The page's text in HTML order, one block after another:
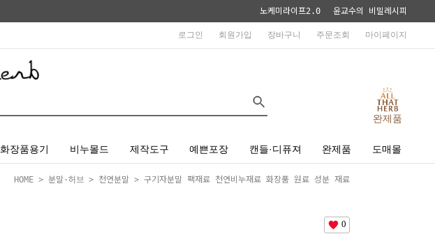
노케미라이프2.0 윤교수의 비밀레시피
로그인 회원가입 장바구니 주문조회 마이페이지
완제품
화장품용기 비누몰드 제작도구 예쁜포장 캔들·디퓨져 완제품 도매몰
HOME > 분말·허브 > 천연분말 > 구기자분말 팩재료 천연비누재료 화장품 원료 성분 재료
0